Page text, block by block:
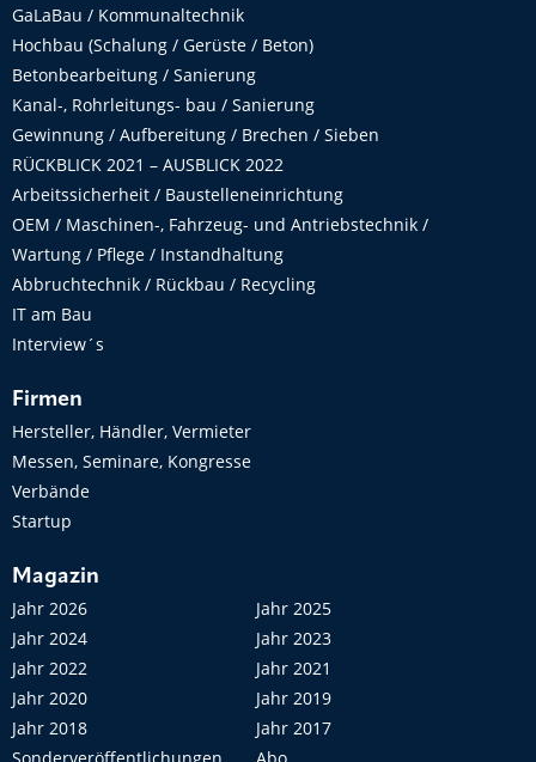
GaLaBau / Kommunaltechnik
Hochbau (Schalung / Gerüste / Beton)
Betonbearbeitung / Sanierung
Kanal-, Rohrleitungs- bau / Sanierung
Gewinnung / Aufbereitung / Brechen / Sieben
RÜCKBLICK 2021 – AUSBLICK 2022
Arbeitssicherheit / Baustelleneinrichtung
OEM / Maschinen-, Fahrzeug- und Antriebstechnik /
Wartung / Pflege / Instandhaltung
Abbruchtechnik / Rückbau / Recycling
IT am Bau
Interview´s
Firmen
Hersteller, Händler, Vermieter
Messen, Seminare, Kongresse
Verbände
Startup
Magazin
Jahr 2026
Jahr 2025
Jahr 2024
Jahr 2023
Jahr 2022
Jahr 2021
Jahr 2020
Jahr 2019
Jahr 2018
Jahr 2017